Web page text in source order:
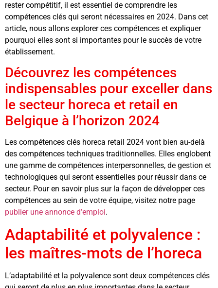
rester compétitif, il est essentiel de comprendre les
compétences clés qui seront nécessaires en 2024. Dans cet
article, nous allons explorer ces compétences et expliquer
pourquoi elles sont si importantes pour le succès de votre
établissement.
Découvrez les compétences
indispensables pour exceller dans
le secteur horeca et retail en
Belgique à l’horizon 2024
Les compétences clés horeca retail 2024 vont bien au-delà
des compétences techniques traditionnelles. Elles englobent
une gamme de compétences interpersonnelles, de gestion et
technologiques qui seront essentielles pour réussir dans ce
secteur. Pour en savoir plus sur la façon de développer ces
compétences au sein de votre équipe, visitez notre page
publier une annonce d’emploi.
Adaptabilité et polyvalence :
les maîtres-mots de l’horeca
L’adaptabilité et la polyvalence sont deux compétences clés